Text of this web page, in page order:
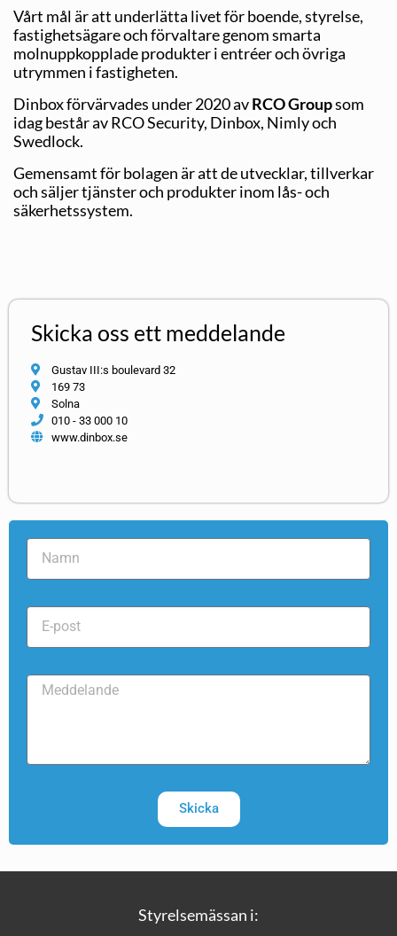
Vårt mål är att underlätta livet för boende, styrelse,
fastighetsägare och förvaltare genom smarta
molnuppkopplade produkter i entréer och övriga
utrymmen i fastigheten.
Dinbox förvärvades under 2020 avRCO Groupsom
idag består av RCO Security, Dinbox, Nimly och
Swedlock.
Gemensamt för bolagen är att de utvecklar, tillverkar
och säljer tjänster och produkter inom lås- och
säkerhetssystem.
Skicka oss ett meddelande
Gustav III:s boulevard 32
169 73
Solna
010 - 33 000 10
www.dinbox.se
Skicka
Styrelsemässan i: